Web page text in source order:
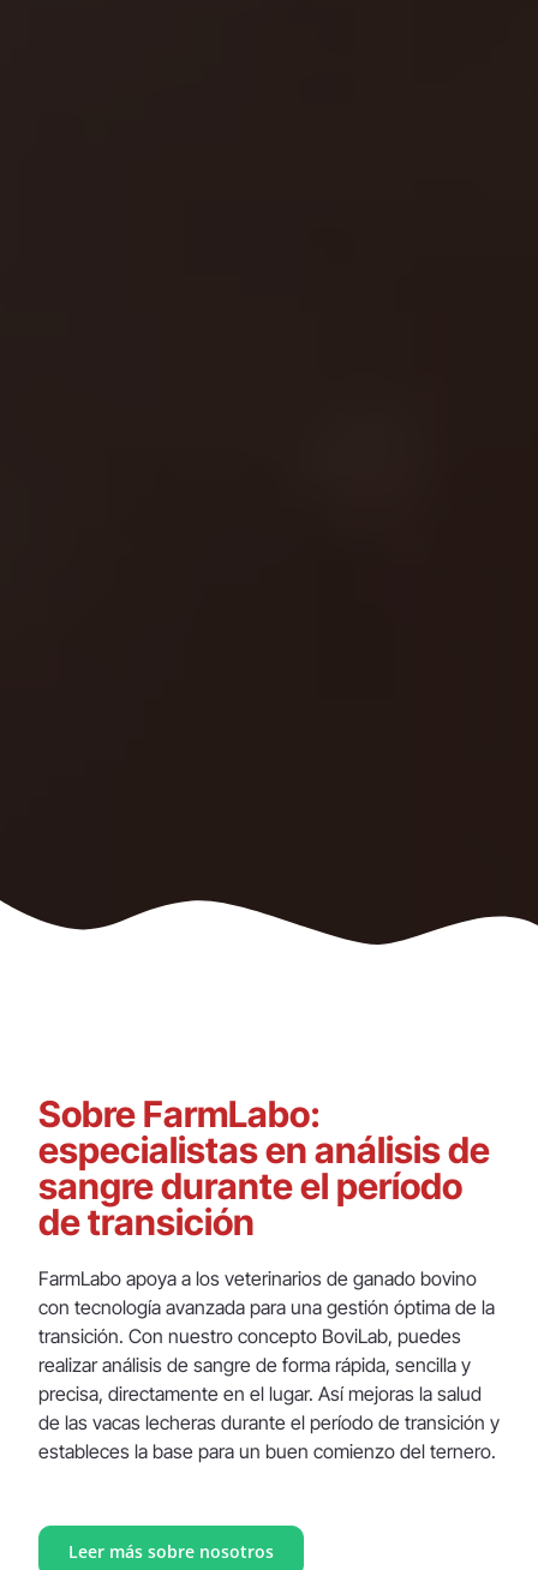
Sobre FarmLabo:
especialistas en análisis de
sangre durante el período
de transición
FarmLabo apoya a los veterinarios de ganado bovino
con tecnología avanzada para una gestión óptima de la
transición. Con nuestro concepto BoviLab, puedes
realizar análisis de sangre de forma rápida, sencilla y
precisa, directamente en el lugar. Así mejoras la salud
de las vacas lecheras durante el período de transición y
estableces la base para un buen comienzo del ternero.
Leer más sobre nosotros